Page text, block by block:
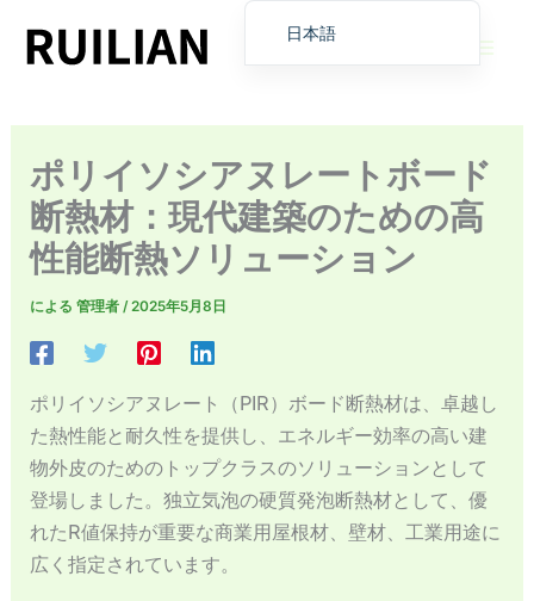
ポリイソシアヌレートボード
断熱材：現代建築のための高
性能断熱ソリューション
による管理者/2025年5月8日
ポリイソシアヌレート（PIR）ボード断熱材は、卓越し
た熱性能と耐久性を提供し、エネルギー効率の高い建
物外皮のためのトップクラスのソリューションとして
登場しました。独立気泡の硬質発泡断熱材として、優
れたR値保持が重要な商業用屋根材、壁材、工業用途に
広く指定されています。
日本語
Español
Français
Русский
Español de Perú
Español de Colombia
Español de Chile
Español de México